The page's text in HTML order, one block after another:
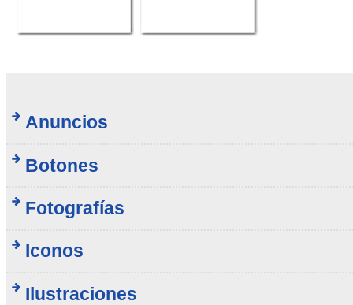
Anuncios
Botones
Fotografías
Iconos
Ilustraciones